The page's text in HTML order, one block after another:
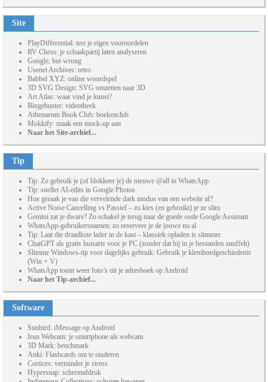
Site
PlayDifferential: test je eigen vooroordelen
RV Chess: je schaakpartij laten analyseren
Google, but wrong
Usenet Archives: retro
Babbel XYZ: online woordspel
3D SVG Design: SVG omzetten naar 3D
Art Atlas: waar vind je kunst?
Bingebuster: videotheek
Athenaeum Book Club: boekenclub
Mokkify: maak een mock-up aan
Naar het Site-archief...
Tip
Tip: Zo gebruik je (of blokkeer je) de nieuwe @all in WhatsApp
Tip: sneller AI-edits in Google Photos
Hoe geraak je van die vervelende dark modus van een website af?
Active Noise Cancelling vs Passief – zo kies (en gebruikt) je ze slim
Gemini zat je dwars? Zo schakel je terug naar de goede oude Google Assistant
WhatsApp-gebruikersnamen: zo reserveer je de jouwe nu al
Tip: Laat die draadloze lader in de kast – klassiek opladen is slimmer
ChatGPT als gratis huisarts voor je PC (zonder dat hij in je bestanden snuffelt)
Slimme Windows-tip voor dagelijks gebruik: Gebruik je klembordgeschiedenis
(Win + V)
WhatsApp toont weer foto’s uit je adresboek op Android
Naar het Tip-archief...
Software
Sunbird: iMessage op Android
Irun Webcam: je smartphone als webcam
3D Mark: benchmark
Anki: Flashcards om te studeren
Cortices: verminder je stress
Hypersnap: schermafdruk